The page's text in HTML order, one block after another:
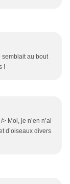
semblait au bout
!
Moi, je n’en n’ai
d’oiseaux divers